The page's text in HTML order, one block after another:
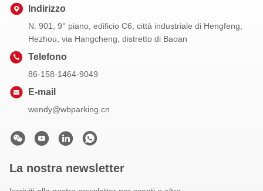
Indirizzo
N. 901, 9° piano, edificio C6, città industriale di Hengfeng,
Hezhou, via Hangcheng, distretto di Baoan
Telefono
86-158-1464-9049
E-mail
wendy@wbparking.cn
La nostra newsletter